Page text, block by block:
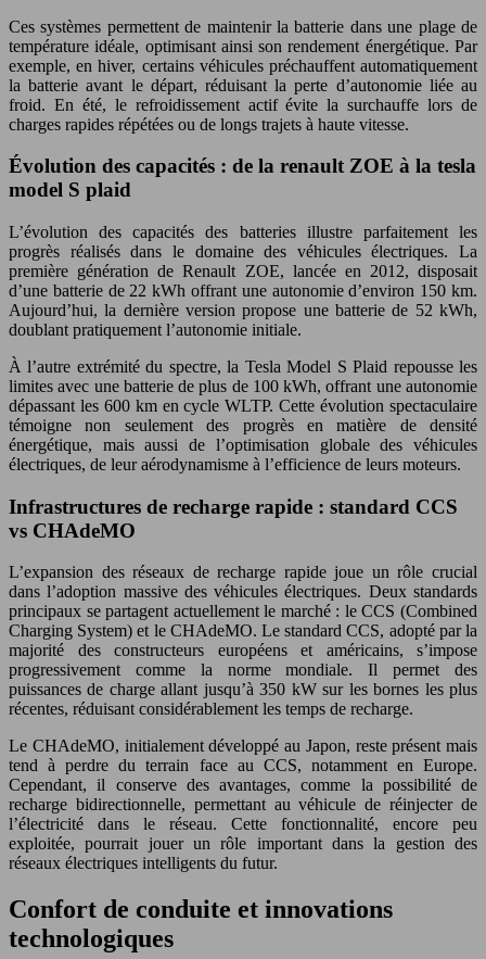
Ces systèmes permettent de maintenir la batterie dans une plage de
température idéale, optimisant ainsi son rendement énergétique. Par
exemple, en hiver, certains véhicules préchauffent automatiquement
la batterie avant le départ, réduisant la perte d’autonomie liée au
froid. En été, le refroidissement actif évite la surchauffe lors de
charges rapides répétées ou de longs trajets à haute vitesse.
Évolution des capacités : de la renault ZOE à la tesla
model S plaid
L’évolution des capacités des batteries illustre parfaitement les
progrès réalisés dans le domaine des véhicules électriques. La
première génération de Renault ZOE, lancée en 2012, disposait
d’une batterie de 22 kWh offrant une autonomie d’environ 150 km.
Aujourd’hui, la dernière version propose une batterie de 52 kWh,
doublant pratiquement l’autonomie initiale.
À l’autre extrémité du spectre, la Tesla Model S Plaid repousse les
limites avec une batterie de plus de 100 kWh, offrant une autonomie
dépassant les 600 km en cycle WLTP. Cette évolution spectaculaire
témoigne non seulement des progrès en matière de densité
énergétique, mais aussi de l’optimisation globale des véhicules
électriques, de leur aérodynamisme à l’efficience de leurs moteurs.
Infrastructures de recharge rapide : standard CCS
vs CHAdeMO
L’expansion des réseaux de recharge rapide joue un rôle crucial
dans l’adoption massive des véhicules électriques. Deux standards
principaux se partagent actuellement le marché : le CCS (Combined
Charging System) et le CHAdeMO. Le standard CCS, adopté par la
majorité des constructeurs européens et américains, s’impose
progressivement comme la norme mondiale. Il permet des
puissances de charge allant jusqu’à 350 kW sur les bornes les plus
récentes, réduisant considérablement les temps de recharge.
Le CHAdeMO, initialement développé au Japon, reste présent mais
tend à perdre du terrain face au CCS, notamment en Europe.
Cependant, il conserve des avantages, comme la possibilité de
recharge bidirectionnelle, permettant au véhicule de réinjecter de
l’électricité dans le réseau. Cette fonctionnalité, encore peu
exploitée, pourrait jouer un rôle important dans la gestion des
réseaux électriques intelligents du futur.
Confort de conduite et innovations
technologiques